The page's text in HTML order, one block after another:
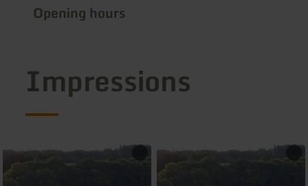
Opening hours
Impressions